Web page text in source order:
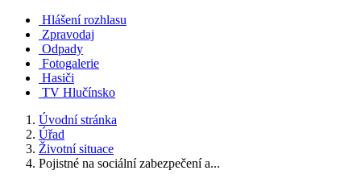
Hlášení rozhlasu
Zpravodaj
Odpady
Fotogalerie
Hasiči
TV Hlučínsko
Úvodní stránka
Úřad
Životní situace
Pojistné na sociální zabezpečení a...